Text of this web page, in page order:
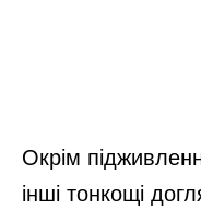
Окрім
інші тонкощі